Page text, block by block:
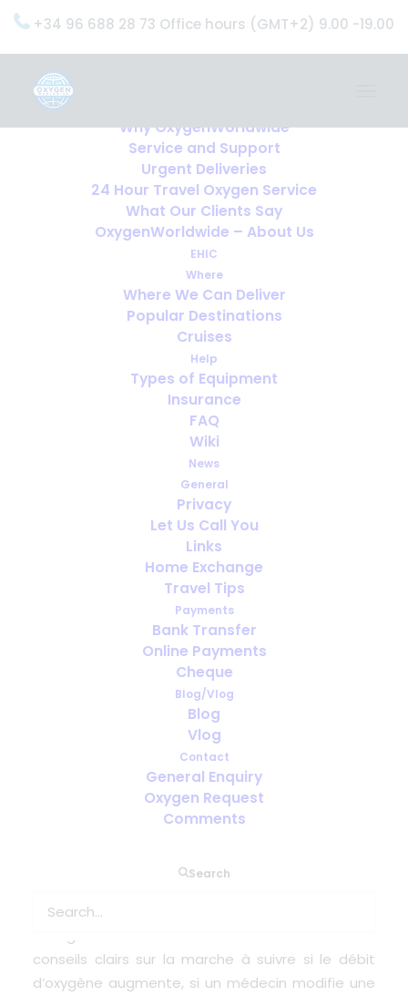
+34 96 688 28 73 Office hours (GMT+2) 9.00 -19.00
Why OxygenWorldwide
Service and Support
Urgent Deliveries
24 Hour Travel Oxygen Service
What Our Clients Say
OxygenWorldwide – About Us
EHIC
Where
Where We Can Deliver
Popular Destinations
Cruises
Help
Types of Equipment
Insurance
FAQ
Wiki
News
General
Privacy
Let Us Call You
Links
Home Exchange
Travel Tips
Payments
Bank Transfer
Online Payments
Cheque
Blog/Vlog
Blog
Vlog
Contact
General Enquiry
Oxygen Request
Comments
Search
Puis-je voyager en avion avec
de l'oxygène si mon état de
santé change ? Un guide
simple
Cet article explique comment les voyageurs sous
sécurité et sérénité, même en cas de
conseils clairs sur la marche à suivre si le débit
d’oxygène augmente, si un médecin modifie une